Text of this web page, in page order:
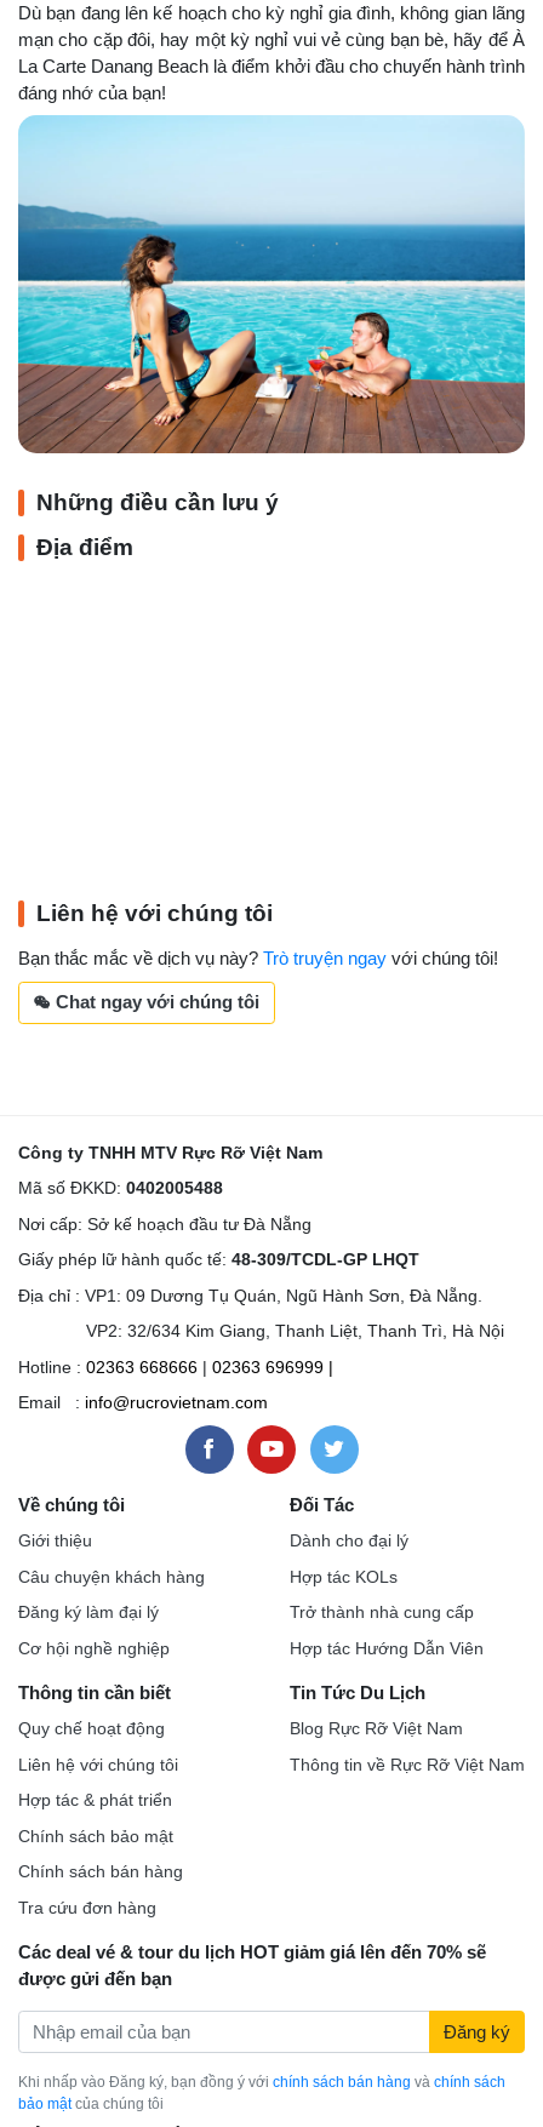
Dù bạn đang lên kế hoạch cho kỳ nghỉ gia đình, không gian lãng
mạn cho cặp đôi, hay một kỳ nghỉ vui vẻ cùng bạn bè, hãy để À
La Carte Danang Beach là điểm khởi đầu cho chuyến hành trình
đáng nhớ của bạn!
Những điều cần lưu ý
Địa điểm
Liên hệ với chúng tôi
Bạn thắc mắc về dịch vụ này? Trò truyện ngay với chúng tôi!
Chat ngay với chúng tôi
Công ty TNHH MTV Rực Rỡ Việt Nam
Mã số ĐKKD: 0402005488
Nơi cấp: Sở kế hoạch đầu tư Đà Nẵng
Giấy phép lữ hành quốc tế: 48-309/TCDL-GP LHQT
Địa chỉ : VP1: 09 Dương Tụ Quán, Ngũ Hành Sơn, Đà Nẵng.
VP2: 32/634 Kim Giang, Thanh Liệt, Thanh Trì, Hà Nội
Hotline : 02363 668666 | 02363 696999 |
Email : info@rucrovietnam.com
Về chúng tôi
Giới thiệu
Câu chuyện khách hàng
Đăng ký làm đại lý
Cơ hội nghề nghiệp
Đối Tác
Dành cho đại lý
Hợp tác KOLs
Trở thành nhà cung cấp
Hợp tác Hướng Dẫn Viên
Thông tin cần biết
Quy chế hoạt động
Liên hệ với chúng tôi
Hợp tác & phát triển
Chính sách bảo mật
Chính sách bán hàng
Tra cứu đơn hàng
Tin Tức Du Lịch
Blog Rực Rỡ Việt Nam
Thông tin về Rực Rỡ Việt Nam
Các deal vé & tour du lịch HOT giảm giá lên đến 70% sẽ
được gửi đến bạn
Đăng ký
Khi nhấp vào Đăng ký, bạn đồng ý với chính sách bán hàng và chính sách
bảo mậtcủa chúng tôi